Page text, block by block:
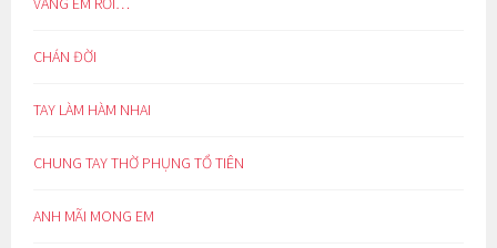
CHÁN ĐỜI
TAY LÀM HÀM NHAI
CHUNG TAY THỜ PHỤNG TỔ TIÊN
ANH MÃI MONG EM